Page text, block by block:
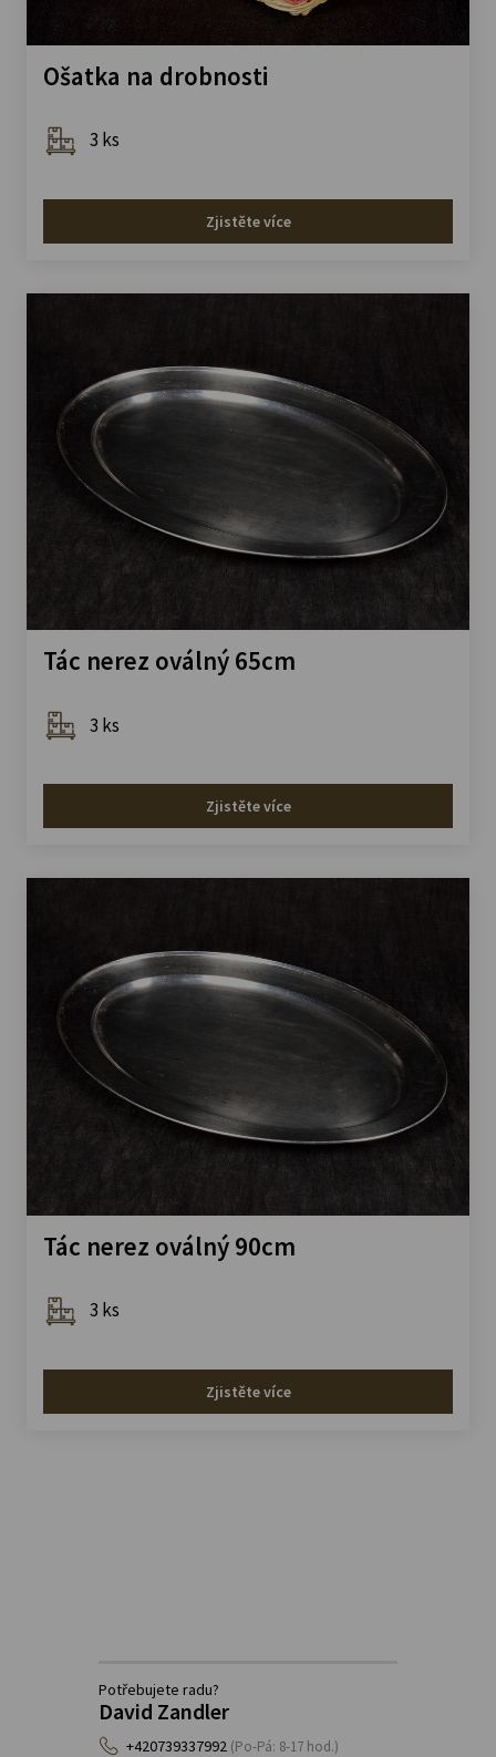
Ošatka na drobnosti
3 ks
Zjistěte více
Tác nerez oválný 65cm
3 ks
Zjistěte více
Tác nerez oválný 90cm
3 ks
Zjistěte více
Potřebujete radu?
David Zandler
+420739337992 (Po-Pá: 8-17 hod.)